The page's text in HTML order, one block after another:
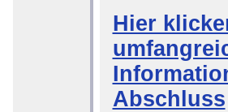
Hier
Abschluss